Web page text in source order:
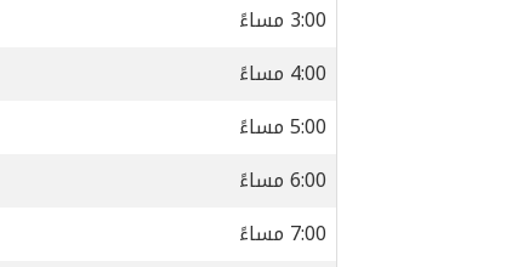
3:00 مساءً
4:00 مساءً
5:00 مساءً
6:00 مساءً
7:00 مساءً